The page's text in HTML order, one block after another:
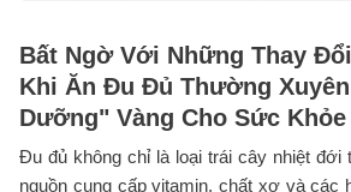
Bất Ngờ Với Những Thay
Khi Ăn Đu Đủ Thường
Dưỡng" Vàng Cho Sức Khỏe
Đu đủ không chỉ là loại trái cây nhiệt đới
nguồn cung cấp vitamin, chất xơ và các